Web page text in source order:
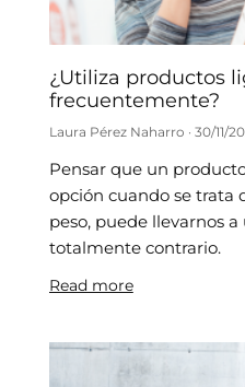
¿Utiliza productos
frecuentemente?
Laura Pérez Naharro 30/11/
Pensar que un
opción cuando se trata
peso, puede llevarnos
totalmente contrario.
Read more